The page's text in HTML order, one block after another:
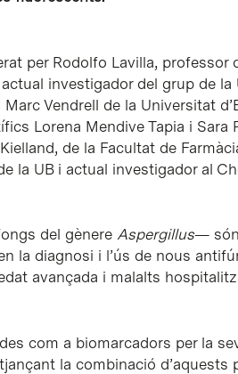
per Rodolfo Lavilla, professor
investigador del grup de la
Vendrell de la Universitat
Lorena Mendive Tapia i Sara
de la Facultat de
la UB i actual investigador al
del gènere Aspergillus—
la diagnosi i l’ús de nous
avançada i malalts
com a biomarcadors per la
la combinació d’aquests